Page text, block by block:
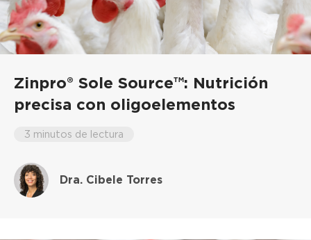
Zinpro® Sole Source™: Nutrición
precisa con oligoelementos
3 minutos de lectura
Dra. Cibele Torres